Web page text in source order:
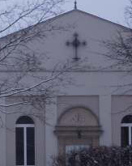
CAFÉ
IN DER
ARBEITSKREIS